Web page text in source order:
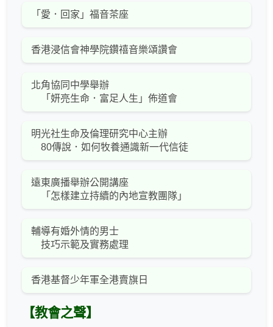
「愛．回家」福音茶座
香港浸信會神學院鑽禧音樂頌讚會
北角協同中學舉辦
「妍亮生命．富足人生」佈道會
明光社生命及倫理研究中心主辦
80傳說．如何牧養通識新一代信徒
遠東廣播舉辦公開講座
「怎樣建立持續的內地宣教團隊」
輔導有婚外情的男士
技巧示範及實務處理
香港基督少年軍全港賣旗日
【教會之聲】